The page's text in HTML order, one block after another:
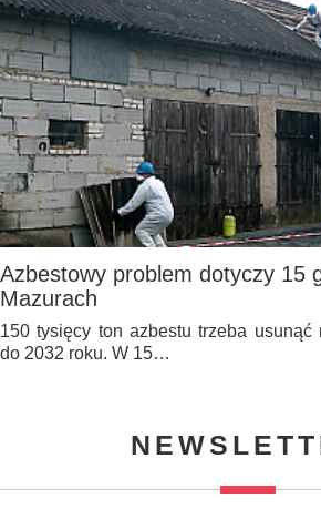
Azbestowy problem dotyczy 15
Mazurach
150 tysięcy ton azbestu trzeba usunąć
do 2032 roku. W 15…